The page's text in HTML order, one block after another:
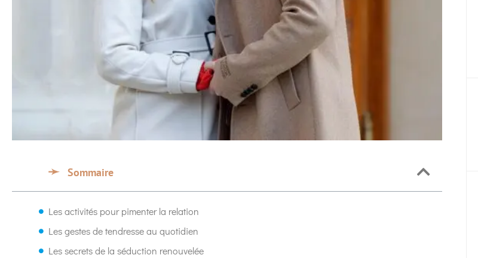
Sommaire
Les activités pour pimenter la relation
Les gestes de tendresse au quotidien
Les secrets de la séduction renouvelée